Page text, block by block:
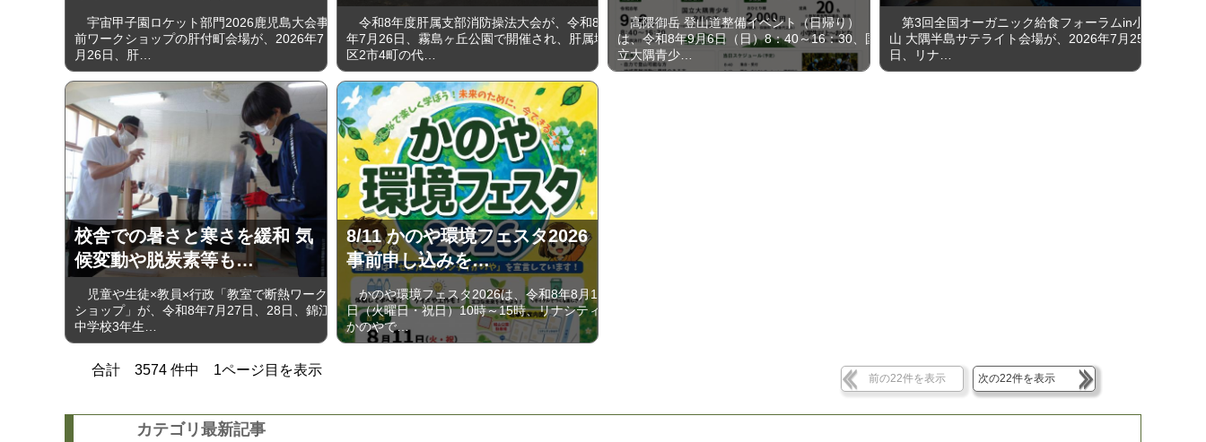
宇宙甲子園ロケット部門2026鹿児島大会事
前ワークショップの肝付町会場が、2026年7
月26日、肝…
令和8年度肝属支部消防操法大会が、令和8
年7月26日、霧島ヶ丘公園で開催され、肝属地
区2市4町の代…
高隈御岳 登山道整備イベント（日帰り）
は、令和8年9月6日（日）8：40～16：30、国
立大隅青少…
第3回全国オーガニック給食フォーラムin小
山 大隅半島サテライト会場が、2026年7月25
日、リナ…
校舎での暑さと寒さを緩和 気
候変動や脱炭素等も…
児童や生徒×教員×行政「教室で断熱ワーク
ショップ」が、令和8年7月27日、28日、錦江
中学校3年生…
8/11 かのや環境フェスタ2026
事前申し込みを…
かのや環境フェスタ2026は、令和8年8月11
日（火曜日・祝日）10時～15時、リナシティ
かのやで…
合計 3574 件中 1ページ目を表示
前の22件を表示 次の22件を表示
カテゴリ最新記事